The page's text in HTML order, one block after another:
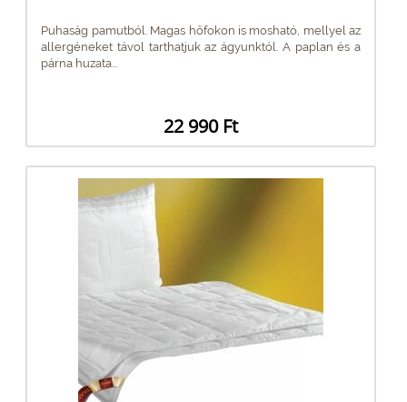
Puhaság pamutból. Magas hőfokon is mosható, mellyel az
allergéneket távol tarthatjuk az ágyunktól. A paplan és a
párna huzata...
22 990 Ft